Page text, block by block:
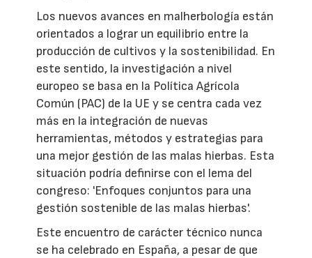
Los nuevos avances en malherbología están
orientados a lograr un equilibrio entre la
producción de cultivos y la sostenibilidad. En
este sentido, la investigación a nivel
europeo se basa en la Política Agrícola
Común (PAC) de la UE y se centra cada vez
más en la integración de nuevas
herramientas, métodos y estrategias para
una mejor gestión de las malas hierbas. Esta
situación podría definirse con el lema del
congreso: 'Enfoques conjuntos para una
gestión sostenible de las malas hierbas'.
Este encuentro de carácter técnico nunca
se ha celebrado en España, a pesar de que